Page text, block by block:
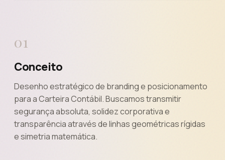
01
Conceito
Desenho estratégico de branding e posicionamento
para a Carteira Contábil. Buscamos transmitir
segurança absoluta, solidez corporativa e
transparência através de linhas geométricas rígidas
e simetria matemática.